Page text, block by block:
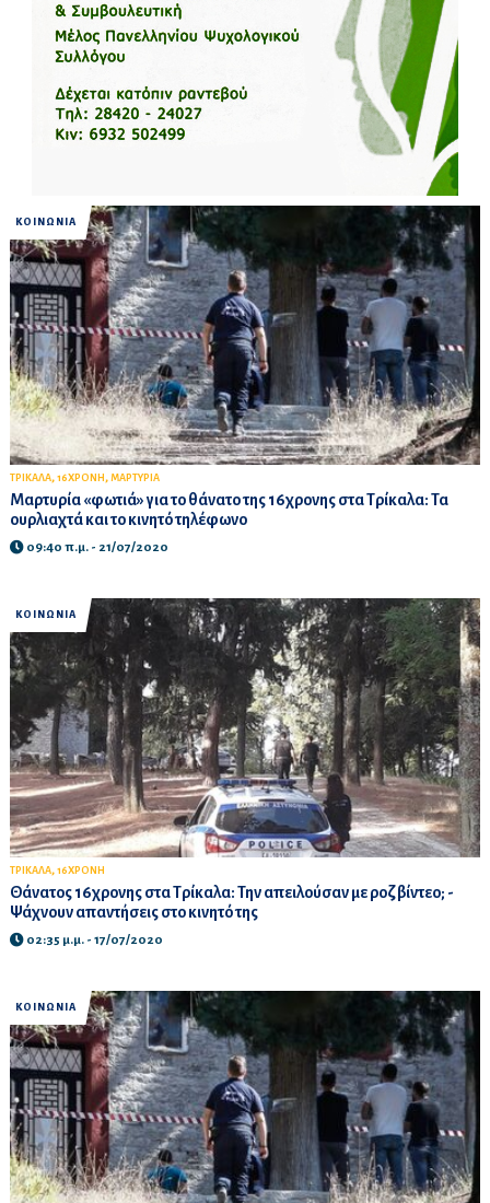
ΚΟΙΝΩΝΙΑ
ΤΡΙΚΑΛΑ, 16ΧΡΟΝΗ , ΜΑΡΤΥΡΙΑ
Μαρτυρία «φωτιά» για το θάνατο της 16χρονης στα Τρίκαλα: Τα
ουρλιαχτά και το κινητό τηλέφωνο
09:40 π.μ. - 21/07/2020
ΚΟΙΝΩΝΙΑ
ΤΡΙΚΑΛΑ, 16ΧΡΟΝΗ
Θάνατος 16χρονης στα Τρίκαλα: Την απειλούσαν με ροζ βίντεο; -
Ψάχνουν απαντήσεις στο κινητό της
02:35 μ.μ. - 17/07/2020
ΚΟΙΝΩΝΙΑ